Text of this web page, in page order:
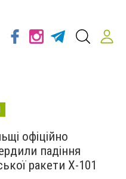
офіційно
падіння
ракети Х-101